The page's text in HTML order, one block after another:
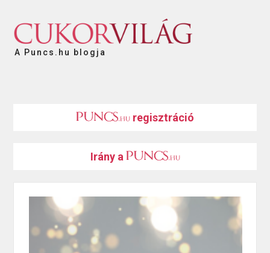
A Puncs.hu blogja
regisztráció
Irány a